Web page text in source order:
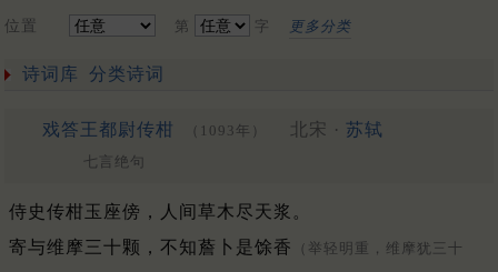
位置 第 字 更多分类
诗词库 分类诗词
戏答王都尉传柑 （1093年） 北宋 · 苏轼
七言绝句
侍史传柑玉座傍，人间草木尽天浆。
寄与维摩三十颗，不知薝卜是馀香
（举轻明重，维摩犹三十